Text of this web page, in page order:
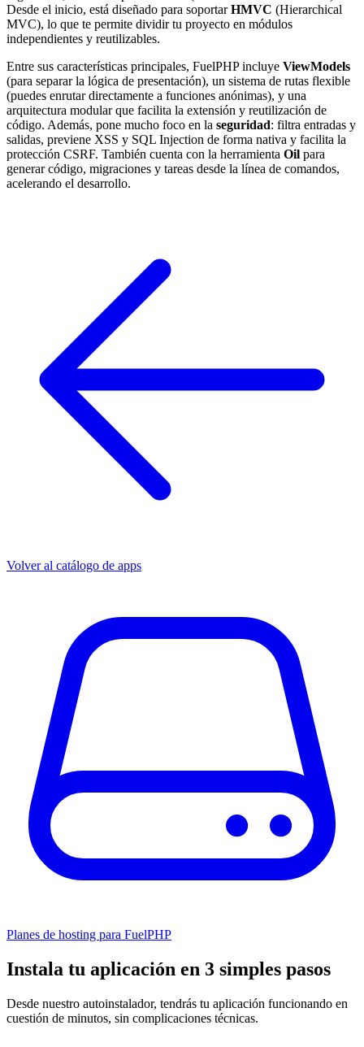
Desde el inicio, está diseñado para soportarHMVC (Hierarchical
MVC), lo que te permite dividir tu proyecto en módulos
independientes y reutilizables.
Entre sus características principales, FuelPHP incluye ViewModels
(para separar la lógica de presentación), un sistema de rutas flexible
(puedes enrutar directamente a funciones anónimas), y una
arquitectura modular que facilita la extensión y reutilización de
código. Además, pone mucho foco en la seguridad: filtra entradas y
salidas, previene XSS y SQL Injection de forma nativa y facilita la
protección CSRF. También cuenta con la herramienta Oil para
generar código, migraciones y tareas desde la línea de comandos,
acelerando el desarrollo.
Volver al catálogo de apps
Planes de hosting para FuelPHP
Instala tu aplicación en 3 simples pasos
Desde nuestro autoinstalador, tendrás tu aplicación funcionando en
cuestión de minutos, sin complicaciones técnicas.